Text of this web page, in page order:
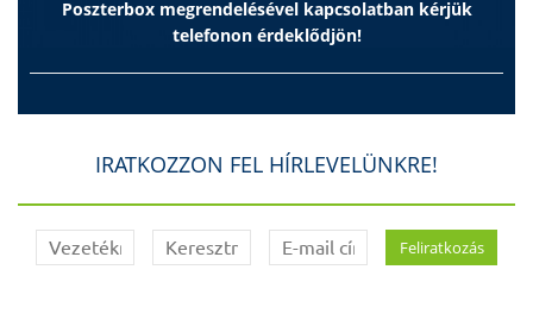
Poszterbox megrendelésével kapcsolatban kérjük
telefonon érdeklődjön!
IRATKOZZON FEL HÍRLEVELÜNKRE!